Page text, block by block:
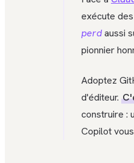
exécute
perdaussi
pionnier
Adoptez
d'éditeur.
construire :
Copilot